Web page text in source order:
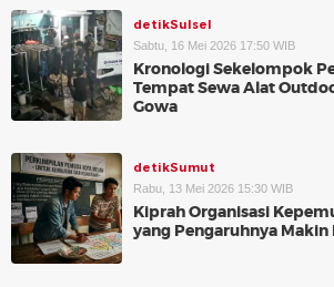
detikSulsel
Sabtu, 16 Mei 2026 17:50 WIB
Kronologi Sekelompok
Tempat Sewa Alat
Gowa
detikSumut
Rabu, 13 Mei 2026 15:30 WIB
Kiprah Organisasi
yang Pengaruhnya Makin